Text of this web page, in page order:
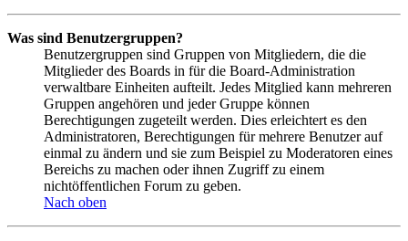
Was sind Benutzergruppen?
Benutzergruppen sind Gruppen von Mitgliedern, die die
Mitglieder des Boards in für die Board-Administration
verwaltbare Einheiten aufteilt. Jedes Mitglied kann mehreren
Gruppen angehören und jeder Gruppe können
Berechtigungen zugeteilt werden. Dies erleichtert es den
Administratoren, Berechtigungen für mehrere Benutzer auf
einmal zu ändern und sie zum Beispiel zu Moderatoren eines
Bereichs zu machen oder ihnen Zugriff zu einem
nichtöffentlichen Forum zu geben.
Nach oben